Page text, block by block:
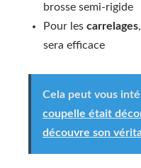
brosse semi-rigide
Pour les carrelages
sera efficace
Cela peut vous
coupelle était
découvre son